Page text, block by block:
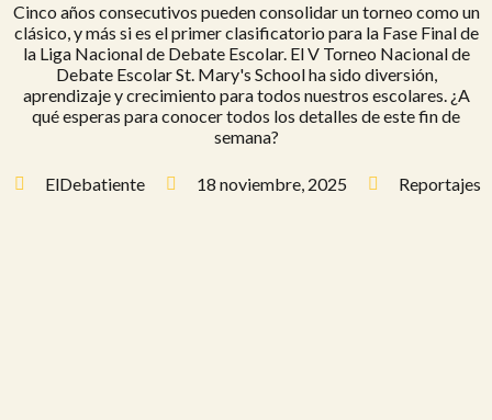
Cinco años consecutivos pueden consolidar un torneo como un
clásico, y más si es el primer clasificatorio para la Fase Final de
la Liga Nacional de Debate Escolar. El V Torneo Nacional de
Debate Escolar St. Mary's School ha sido diversión,
aprendizaje y crecimiento para todos nuestros escolares. ¿A
qué esperas para conocer todos los detalles de este fin de
semana?
ElDebatiente 18 noviembre, 2025 Reportajes